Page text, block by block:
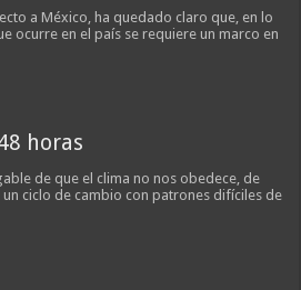
a México, ha quedado claro que, en lo
ocurre en el país se requiere un marco en
horas
de que el clima no nos obedece, de
ciclo de cambio con patrones difíciles de